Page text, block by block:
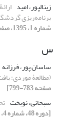
زینالپور، امید
برنامه‌ریزی
شماره 1، 1395، صفحه 1-18]
س
ساسان پور، فرزانه
(مطالعۀ موردی:
صفحه 783-799]
سبحانی، نوبخت
[دوره 48، شماره 4، 1395، صفحه 733-749]